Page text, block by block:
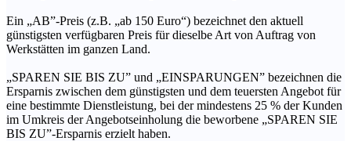
Ein „AB”-Preis (z.B. „ab 150 Euro“) bezeichnet den aktuell
günstigsten verfügbaren Preis für dieselbe Art von Auftrag von
Werkstätten im ganzen Land.
„SPAREN SIE BIS ZU” und „EINSPARUNGEN” bezeichnen die
Ersparnis zwischen dem günstigsten und dem teuersten Angebot für
eine bestimmte Dienstleistung, bei der mindestens 25 % der Kunden
im Umkreis der Angebotseinholung die beworbene „SPAREN SIE
BIS ZU”-Ersparnis erzielt haben.